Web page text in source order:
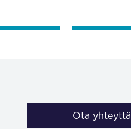
Ota yhteyttä